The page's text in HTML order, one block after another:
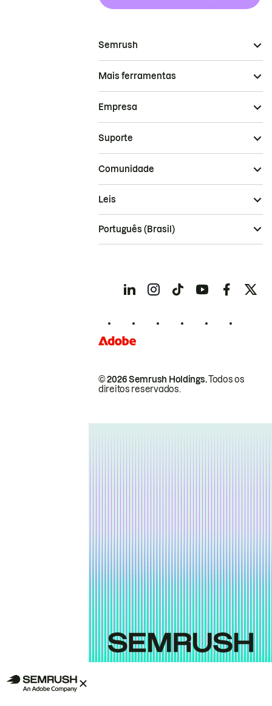
Semrush
Mais ferramentas
Empresa
Suporte
Comunidade
© 2026 Semrush Holdings.Todos os
direitos reservados.
Leis
Português (Brasil)